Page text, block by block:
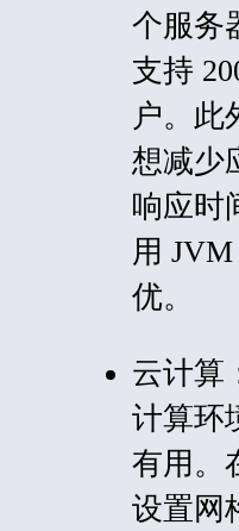
个服务
支持
户。此
想减少
响应时
用
优。
云计算
计算环
有用。
设置网